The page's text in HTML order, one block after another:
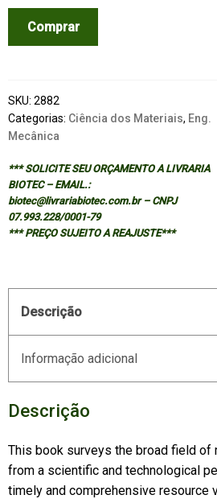
MECHANICAL
ALLOYING
quantidade
Comprar
SKU: 2882
Categorias: Ciência dos Materiais, Eng.
Mecânica
*** SOLICITE SEU ORÇAMENTO A LIVRARIA
BIOTEC – EMAIL.:
biotec@livrariabiotec.com.br – CNPJ
07.993.228/0001-79
*** PREÇO SUJEITO A REAJUSTE***
Descrição
Informação adicional
Descrição
This book surveys the broad field of
from a scientific and technological
timely and comprehensive resource